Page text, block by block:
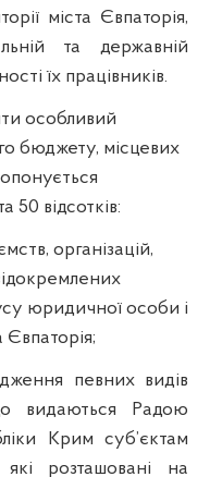
міста Євпаторія,
та державній
їх працівників.
особливий
бюджету, місцевих
50 відсотків:
організацій,
юридичної особи і
Євпаторія;
певних видів
видаються Радою
Крим суб’єктам
які розташовані на